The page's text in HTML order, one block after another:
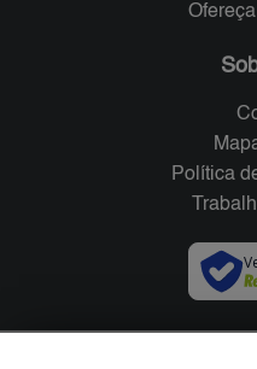
Política